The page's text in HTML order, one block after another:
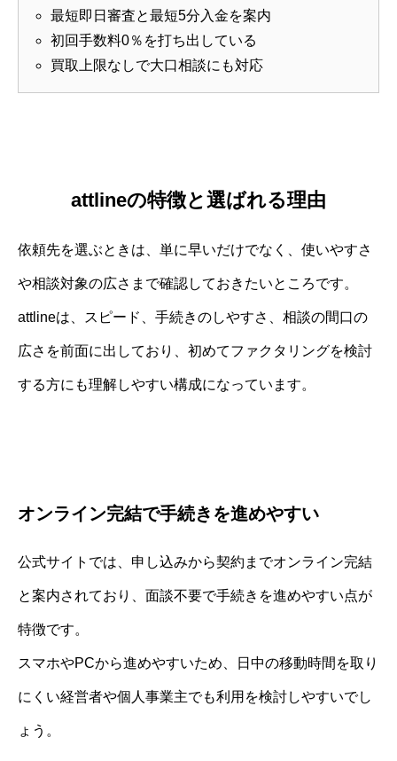
最短即日審査と最短5分入金を案内
初回手数料0％を打ち出している
買取上限なしで大口相談にも対応
attlineの特徴と選ばれる理由
依頼先を選ぶときは、単に早いだけでなく、使いやすさ
や相談対象の広さまで確認しておきたいところです。
attlineは、スピード、手続きのしやすさ、相談の間口の
広さを前面に出しており、初めてファクタリングを検討
する方にも理解しやすい構成になっています。
オンライン完結で手続きを進めやすい
公式サイトでは、申し込みから契約までオンライン完結
と案内されており、面談不要で手続きを進めやすい点が
特徴です。
スマホやPCから進めやすいため、日中の移動時間を取り
にくい経営者や個人事業主でも利用を検討しやすいでし
ょう。